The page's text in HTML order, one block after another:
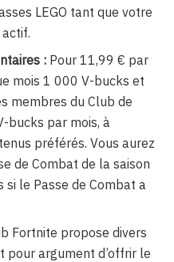
LEGO tant que votre
: Pour 11,99 € par
mois 1 000 V-bucks et
membres du Club de
bucks par mois, à
préférés. Vous aurez
de Combat de la saison
si le Passe de Combat a
Fortnite propose divers
pour argument d’offrir le